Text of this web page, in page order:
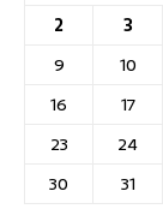
2
3
9
10
16
17
23
24
30
31